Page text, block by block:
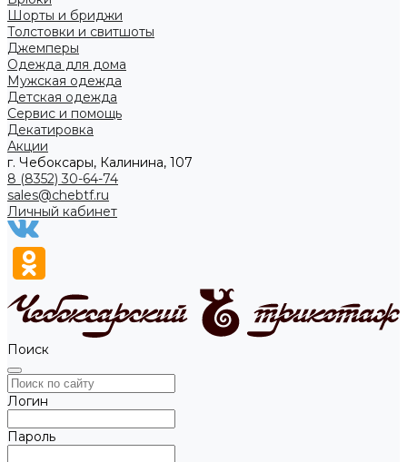
Шорты и бриджи
Толстовки и свитшоты
Джемперы
Одежда для дома
Мужская одежда
Детская одежда
Сервис и помощь
Декатировка
Акции
г. Чебоксары, Калинина, 107
8 (8352) 30-64-74
sales@chebtf.ru
Личный кабинет
Поиск
Логин
Пароль